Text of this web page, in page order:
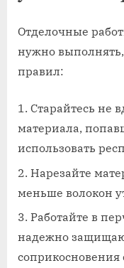
Отделочные
нужно
правил:
Старайтесь не
материала,
использовать
Нарезайте
меньше волокон
Работайте в
надежно
соприкосновения